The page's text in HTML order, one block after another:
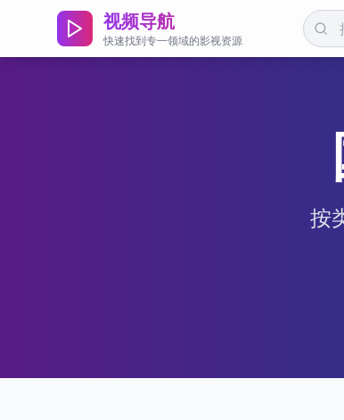
视频导航
快速找到专一领域的影视资源
按